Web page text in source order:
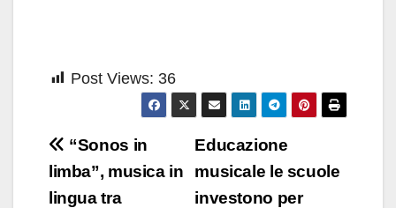
Post Views: 36
Navigazione
articoli
Educazione
musicale le scuole
investono per
“Sonos in
limba”, musica in
lingua tra